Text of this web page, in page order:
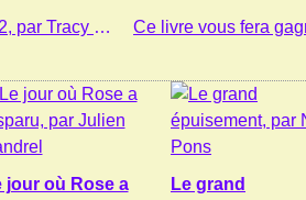
Legendborn, tomes 1 et 2, par Tracy Deonn
jour où Rose a
Le grand